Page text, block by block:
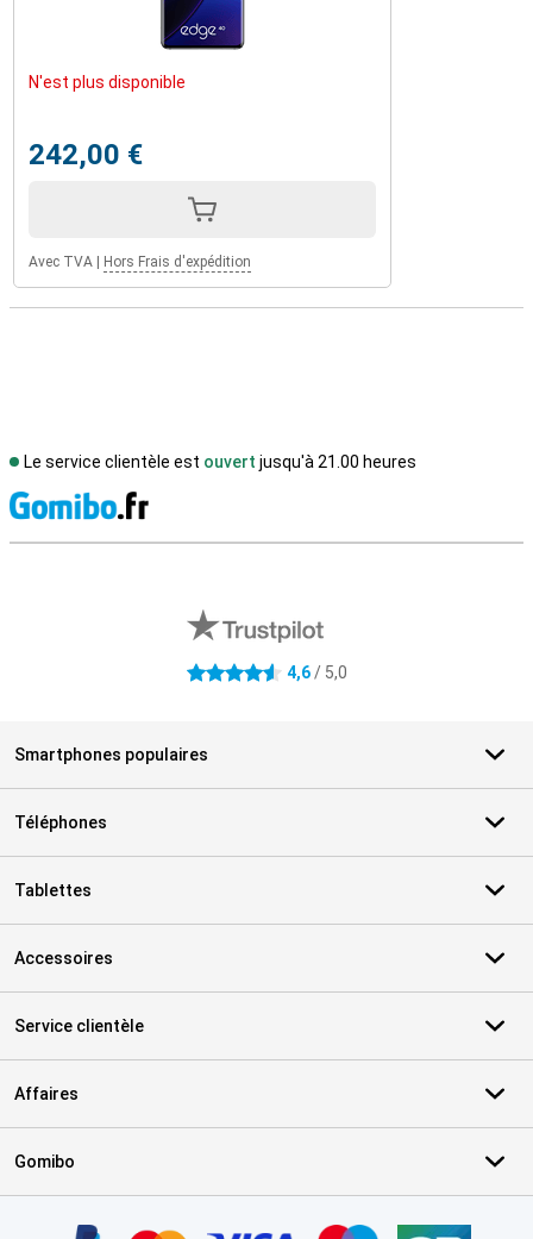
N'est plus disponible
242,00 €
Avec TVA Hors Frais d'expédition
Le service clientèle est ouvert jusqu'à 21.00 heures
4.6 étoiles 4,6/ 5,0
Smartphones populaires
Téléphones
Tablettes
Accessoires
Service clientèle
Affaires
Gomibo